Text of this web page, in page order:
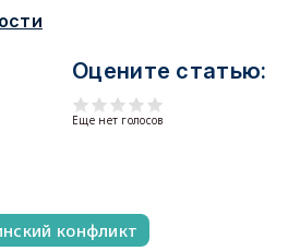
Оцените статью:
Еще нет голосов
конфликт